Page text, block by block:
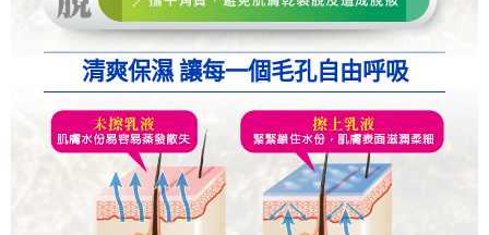
清爽保濕 讓每一個毛孔自由呼吸